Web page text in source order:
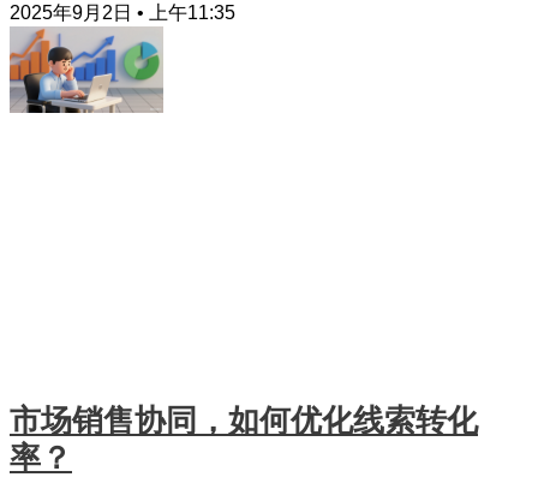
2025年9月2日 上午11:35
市场销售协同，如何优化线索转化
率？